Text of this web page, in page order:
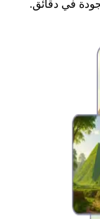
في دقائق.